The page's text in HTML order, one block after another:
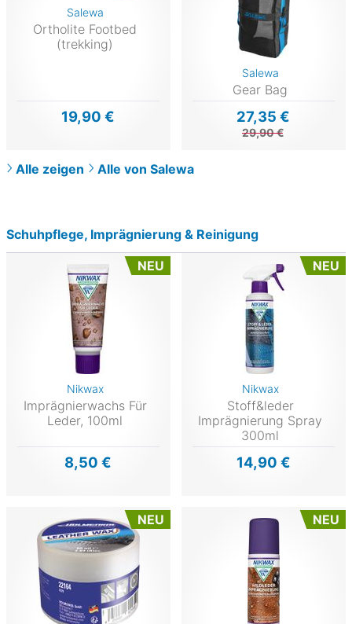
Salewa
Ortholite Footbed
(trekking)
19,90 €
Salewa
Gear Bag
27,35 €
29,90 €
Alle zeigen Alle von Salewa
Schuhpflege, Imprägnierung & Reinigung
NEU
Nikwax
Imprägnierwachs Für
Leder, 100ml
8,50 €
NEU
Nikwax
Stoff&leder
Imprägnierung Spray
300ml
14,90 €
NEU NEU